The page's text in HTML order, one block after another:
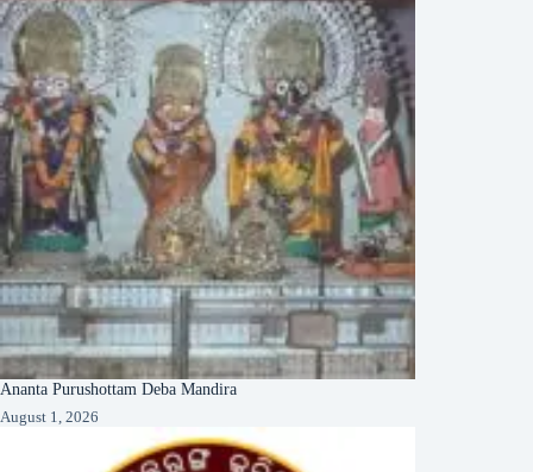
Ananta Purushottam Deba Mandira
August 1, 2026